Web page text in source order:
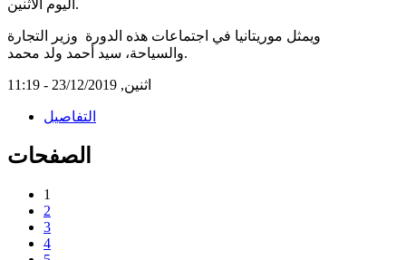
اليوم الاثنين.
ويمثل موريتانيا في اجتماعات هذه الدورة وزير التجارة
والسياحة، سيد أحمد ولد محمد.
اثنين, 23/12/2019 - 11:19
التفاصيل
الصفحات
1
2
3
4